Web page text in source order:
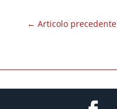
← Articolo precedente